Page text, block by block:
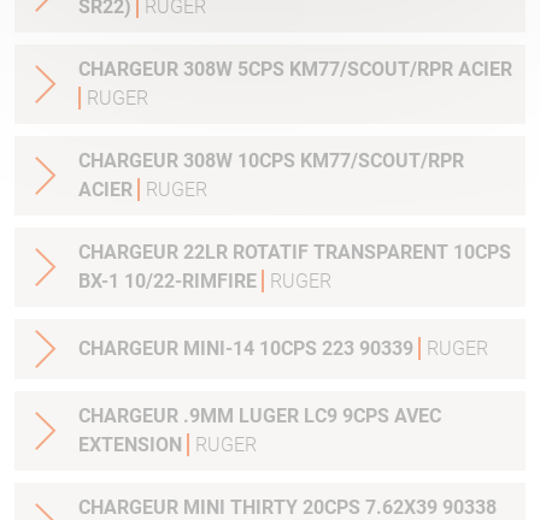
SR22)
RUGER
CHARGEUR 308W 5CPS KM77/SCOUT/RPR ACIER
RUGER
CHARGEUR 308W 10CPS KM77/SCOUT/RPR
ACIER
RUGER
CHARGEUR 22LR ROTATIF TRANSPARENT 10CPS
BX-1 10/22-RIMFIRE
RUGER
CHARGEUR MINI-14 10CPS 223 90339 RUGER
CHARGEUR .9MM LUGER LC9 9CPS AVEC
EXTENSION
RUGER
CHARGEUR MINI THIRTY 20CPS 7.62X39 90338